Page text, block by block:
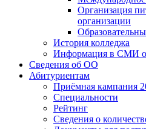
Организация
организации
История колледжа
Информация в СМИ о
Сведения об ОО
Абитуриентам
Приёмная кампания
Специальности
Рейтинг
Сведения о